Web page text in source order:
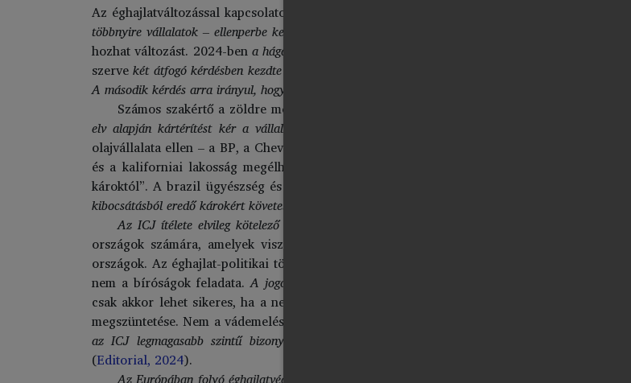
Az éghajlatváltozással kapcsolatos perek nagy része a folyamatok és eljárások
többnyire vállalatok – ellenperbe kezdenek, lényegében a nekik nem tetsző éghajlati törvényeket
hozhat változást. 2024-bena hágai Nemzetközi Bíróság
(International Court of Justice: ICJ),
szervekét átfogó kérdésben kezdte meg a bizonyítékok meghallgatását. Az első kérdés a nemzetközi
A második kérdés arra irányul, hogy milyen jogi következményekkel kell számolni a károkozó
Számos szakértő a zöldre mosás vagy az éghajlatváltozással szemben járó emberjogi
elv alapján kártérítést kér a vállalatoktól az éghajlatváltozáshoz kapcsolódó károkért
. 2023-
olajvállalata ellen – a BP, a Chevron, a ConocoPhillips, az Exxon és a Shell – azt
és a kaliforniai lakosság megélhetésére gyakorolt káros hatások költségeit és
károktól”. A brazil ügyészség és
a Brazil Környezetvédelmi és Megújuló Természeti
kibocsátásból eredő károkért követel kompenzációt
Az ICJ ítélete elvileg kötelező erejű vélemény, de semmilyen eszköz nincs a betartatására,
országok számára, amelyek viszonylag kevésbé férnek hozzá az éghajlat-tudományi, -
országok. Az éghajlat-politikai törvények nem rendelkeznek végrehajtási
nem a bíróságok feladata.A jogorvoslat csak egy eszköz az éghajlat-politikai fellépések
csak akkor lehet sikeres, ha a nemzetközi közösség meg van győződve arról, hogy az
megszüntetése. Nem a vádemelés veszélye miatt, hanem azért, mert ezen múlik kollektív
az ICJ legmagasabb szintű bizonyítékokkal alátámasztott véleményére is
az egyes
(Editorial, 2024).
Az Európában folyó éghajlatvédelmi peres ügyek száma folyamatosan emelkedik, miközben a